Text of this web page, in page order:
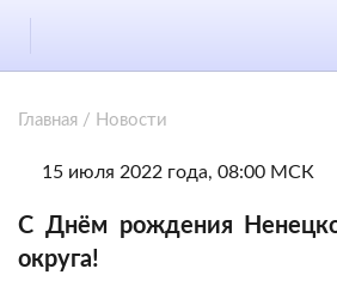
Главная / Новости
15 июля 2022 года, 08:00 МСК
С Днём рождения
округа!